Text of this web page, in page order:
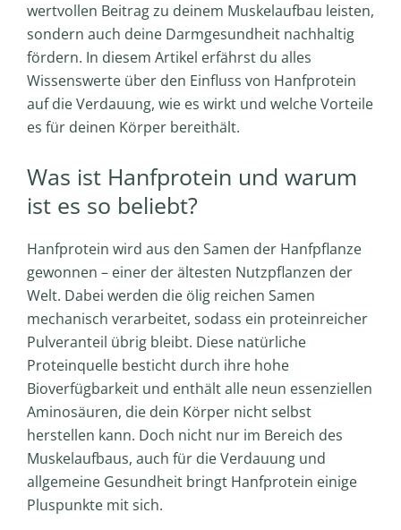
wertvollen Beitrag zu deinem Muskelaufbau leisten,
sondern auch deine Darmgesundheit nachhaltig
fördern. In diesem Artikel erfährst du alles
Wissenswerte über den Einfluss von Hanfprotein
auf die Verdauung, wie es wirkt und welche Vorteile
es für deinen Körper bereithält.
Was ist Hanfprotein und warum
ist es so beliebt?
Hanfprotein wird aus den Samen der Hanfpflanze
gewonnen – einer der ältesten Nutzpflanzen der
Welt. Dabei werden die ölig reichen Samen
mechanisch verarbeitet, sodass ein proteinreicher
Pulveranteil übrig bleibt. Diese natürliche
Proteinquelle besticht durch ihre hohe
Bioverfügbarkeit und enthält alle neun essenziellen
Aminosäuren, die dein Körper nicht selbst
herstellen kann. Doch nicht nur im Bereich des
Muskelaufbaus, auch für die Verdauung und
allgemeine Gesundheit bringt Hanfprotein einige
Pluspunkte mit sich.